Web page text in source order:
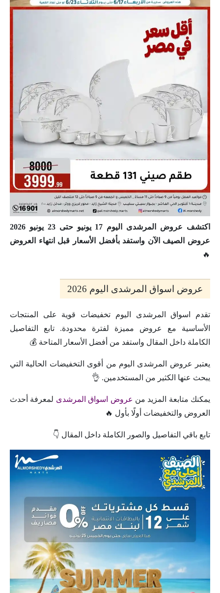
اكتشف عروض المرشدى اليوم 17 يونيو حتى 23 يونيو 2026
عروض الصيف الآن واستفد بأفضل الأسعار قبل انتهاء العروض
🔥
عروض اسواق المرشدى اليوم 2026
تقدم اسواق المرشدى اليوم تخفيضات قوية على المنتجات
الأساسية مع عروض مميزة لفترة محدودة. تابع التفاصيل
الكاملة داخل المقال واستفد من أفضل الأسعار المتاحة 💰
يعتبر عروض المرشدى اليوم من أقوى التخفيضات الحالية التي
يبحث عنها الكثير من المستخدمين. 👌
يمكنك متابعة المزيد من عروض اسواق المرشدى لمعرفة أحدث
العروض والتخفيضات أولًا بأول 🔥
تابع باقي التفاصيل والصور الكاملة داخل المقال 👇